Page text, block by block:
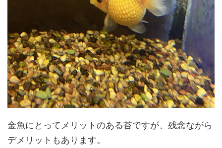
金魚にとってメリットのある苔ですが、残念ながら
デメリットもあります。